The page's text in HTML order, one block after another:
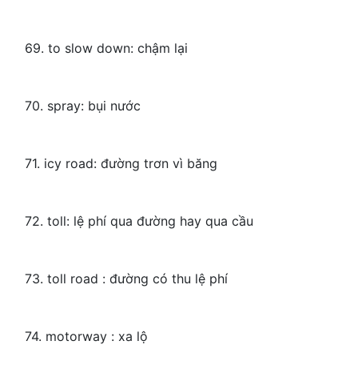
69. to slow down: chậm lại
70. spray: bụi nước
71. icy road: đường trơn vì băng
72. toll: lệ phí qua đường hay qua cầu
73. toll road : đường có thu lệ phí
74. motorway : xa lộ